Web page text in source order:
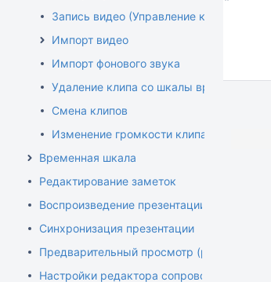
Запись видео (Управление клипами)
Импорт видео
Импорт фонового звука
Удаление клипа со шкалы времени
Смена клипов
Изменение громкости клипа
Временная шкала
Редактирование заметок
Воспроизведение презентации
Синхронизация презентации
Предварительный просмотр (редактор)
Настройки редактора сопровождения